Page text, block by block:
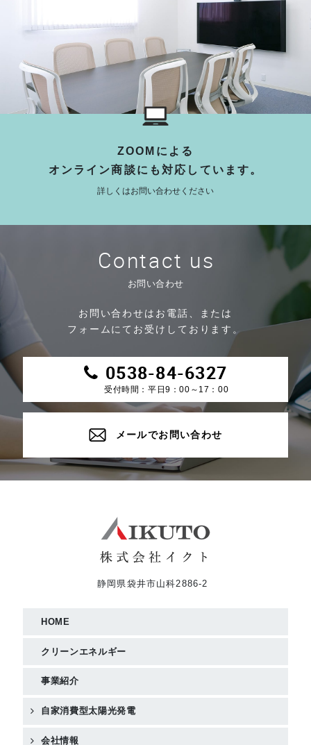
ZOOMによる
オンライン商談にも対応しています。
詳しくはお問い合わせください
Contact us
お問い合わせ
お問い合わせはお電話、または
フォームにてお受けしております。
0538-84-6327
受付時間：平日9：00～17：00
メールでお問い合わせ
静岡県袋井市山科2886-2
HOME
クリーンエネルギー
事業紹介
自家消費型太陽光発電
会社情報